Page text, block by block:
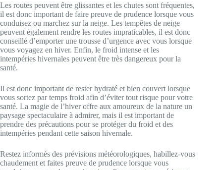
Les routes peuvent être glissantes et les chutes sont fréquentes,
il est donc important de faire preuve de prudence lorsque vous
conduisez ou marchez sur la neige. Les tempêtes de neige
peuvent également rendre les routes impraticables, il est donc
conseillé d’emporter une trousse d’urgence avec vous lorsque
vous voyagez en hiver. Enfin, le froid intense et les
intempéries hivernales peuvent être très dangereux pour la
santé.
Il est donc important de rester hydraté et bien couvert lorsque
vous sortez par temps froid afin d’éviter tout risque pour votre
santé. La magie de l’hiver offre aux amoureux de la nature un
paysage spectaculaire à admirer, mais il est important de
prendre des précautions pour se protéger du froid et des
intempéries pendant cette saison hivernale.
Restez informés des prévisions météorologiques, habillez-vous
chaudement et faites preuve de prudence lorsque vous